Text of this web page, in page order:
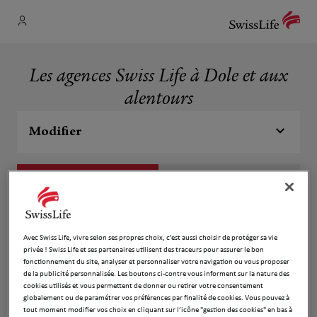
Les agences Swiss Life à Dole et aux
alentours
Modifier
1
7.52 km
25B AVENUE KENNEDY
39500 TAVAUX
Fermé actuellement
Ouvert sur rdv 14:00 - 18:00
Numéro
Avec Swiss Life, vivre selon ses propres choix, c’est aussi choisir de protéger sa vie
privée ! Swiss Life et ses partenaires utilisent des traceurs pour assurer le bon
fonctionnement du site, analyser et personnaliser votre navigation ou vous proposer
de la publicité personnalisée. Les boutons ci-contre vous informent sur la nature des
cookies utilisés et vous permettent de donner ou retirer votre consentement
globalement ou de paramétrer vos préférences par finalité de cookies. Vous pouvez à
tout moment modifier vos choix en cliquant sur l’icône "gestion des cookies" en bas à